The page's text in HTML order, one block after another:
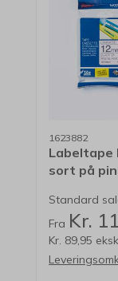
1623882
Labeltape
sort på
Standard
Fra Kr.
Kr. 89,95